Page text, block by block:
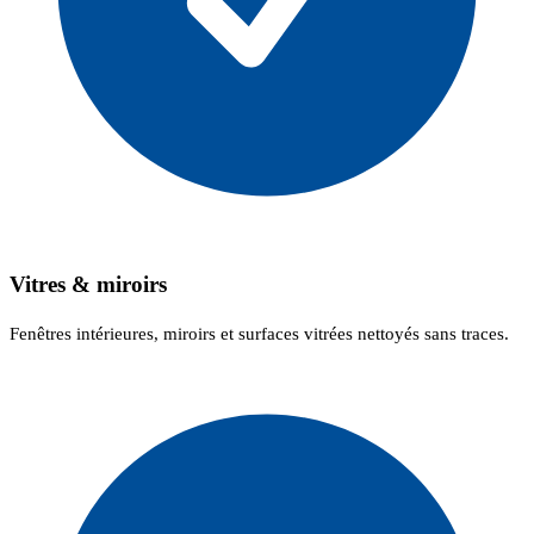
Vitres & miroirs
Fenêtres intérieures, miroirs et surfaces vitrées nettoyés sans traces.